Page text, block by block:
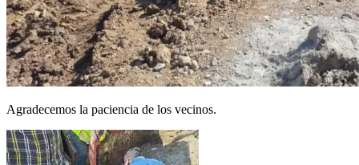
Agradecemos la paciencia de los vecinos.